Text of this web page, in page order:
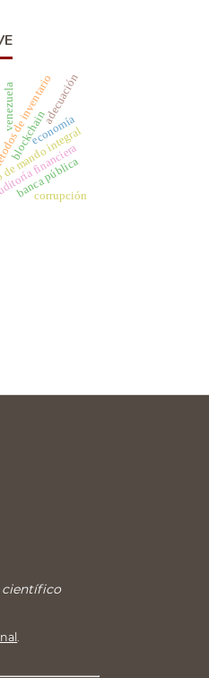
inventario
mando integral
financiera
blockchain
venezuela
banca pública
economía
corrupción
adecuación
científico